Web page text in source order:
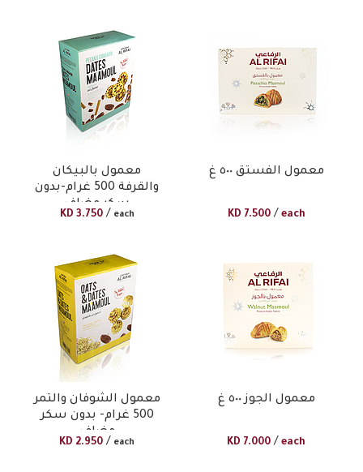
معمول بالبيكان
والقرفة 500 غرام-بدون
سكر مضاف
KD 3.750 / each
معمول الفستق ٥٠٠ غ
KD 7.500 / each
معمول الشوفان والتمر
500 غرام- بدون سكر
مضاف
KD 2.950 / each
معمول الجوز ٥٠٠ غ
KD 7.000 / each